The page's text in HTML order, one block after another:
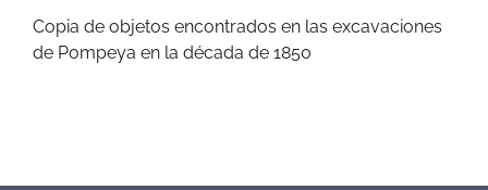
Copia de objetos encontrados en las excavaciones
de Pompeya en la década de 1850